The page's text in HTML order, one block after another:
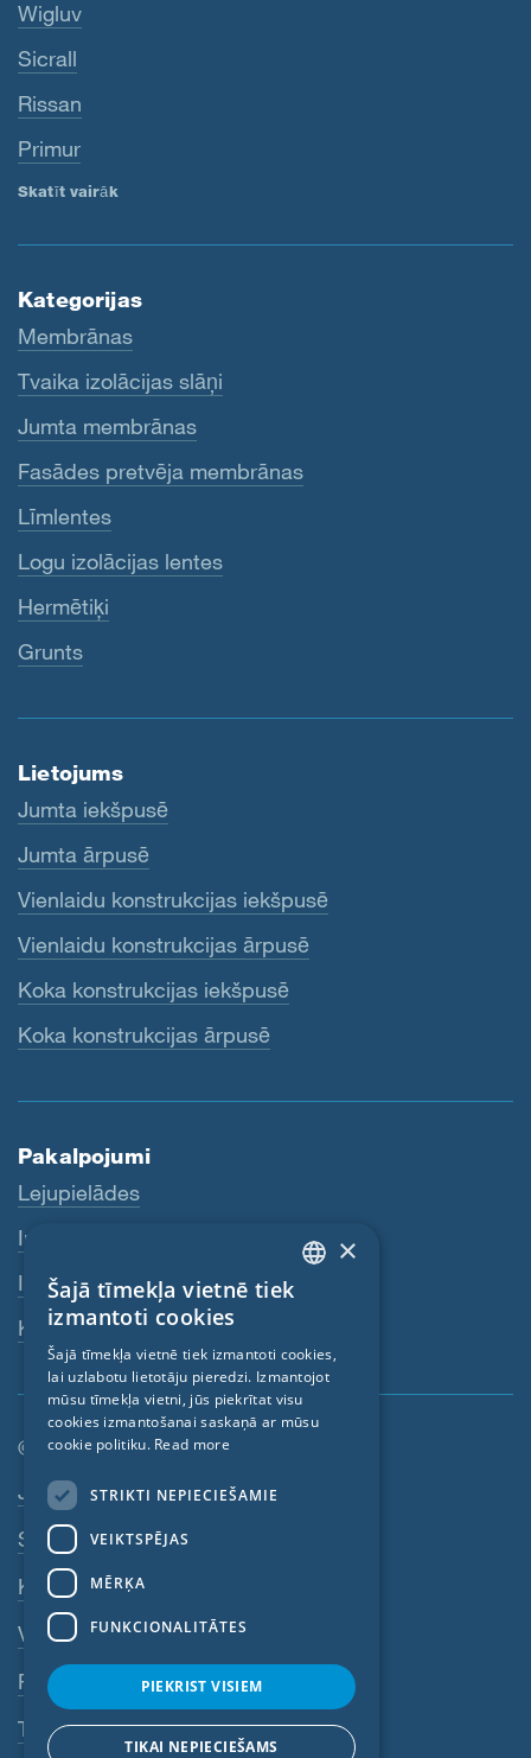
Wigluv
Sicrall
Rissan
Primur
Skatīt vairāk
Kategorijas
Membrānas
Tvaika izolācijas slāņi
Jumta membrānas
Fasādes pretvēja membrānas
Līmlentes
Logu izolācijas lentes
Hermētiķi
Grunts
Lietojums
Jumta iekšpusē
Jumta ārpusē
Vienlaidu konstrukcijas iekšpusē
Vienlaidu konstrukcijas ārpusē
Koka konstrukcijas iekšpusē
Koka konstrukcijas ārpusē
Pakalpojumi
Lejupielādes
Internetveikals
Izplatītāji
Kontaktpersona
© SIGA 2026
Kājenes navigācija
Jobs
Sazinieties
Konfidencialitātes politika
VDN
Rekvizīti
Trauksmes sistēma
ENGLISH
FRENCH
CZECH
NORWEGIAN
×
Šajā tīmekļa vietnē tiek
izmantoti cookies
Šajā tīmekļa vietnē tiek izmantoti cookies,
lai uzlabotu lietotāju pieredzi. Izmantojot
mūsu tīmekļa vietni, jūs piekrītat visu
cookies izmantošanai saskaņā ar mūsu
cookie politiku. Read more
STRIKTI NEPIECIEŠAMIE
VEIKTSPĒJAS
MĒRĶA
FUNKCIONALITĀTES
PIEKRIST VISIEM
TIKAI NEPIECIEŠAMS